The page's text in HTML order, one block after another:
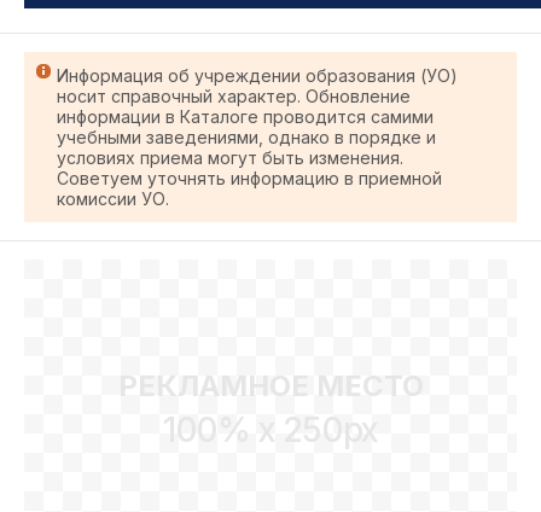
Информация об учреждении образования (УО)
носит справочный характер. Обновление
информации в Каталоге проводится самими
учебными заведениями, однако в порядке и
условиях приема могут быть изменения.
Советуем уточнять информацию в приемной
комиссии УО.
РЕКЛАМНОЕ МЕСТО
100% x 250px